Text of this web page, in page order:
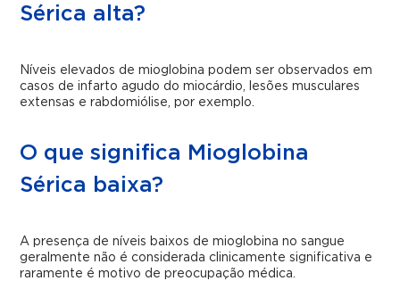
Sérica alta?
Níveis elevados de mioglobina podem ser observados em
casos de infarto agudo do miocárdio, lesões musculares
extensas e rabdomiólise, por exemplo.
O que significa Mioglobina
Sérica baixa?
A presença de níveis baixos de mioglobina no sangue
geralmente não é considerada clinicamente significativa e
raramente é motivo de preocupação médica.